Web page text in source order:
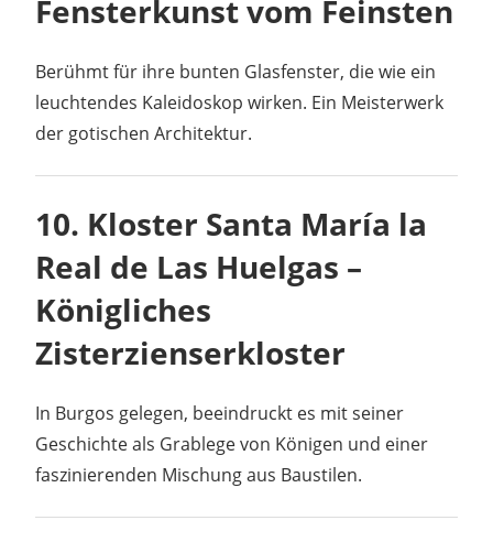
Fensterkunst vom Feinsten
Berühmt für ihre bunten Glasfenster, die wie ein
leuchtendes Kaleidoskop wirken. Ein Meisterwerk
der gotischen Architektur.
10. Kloster Santa María la
Real de Las Huelgas –
Königliches
Zisterzienserkloster
In Burgos gelegen, beeindruckt es mit seiner
Geschichte als Grablege von Königen und einer
faszinierenden Mischung aus Baustilen.